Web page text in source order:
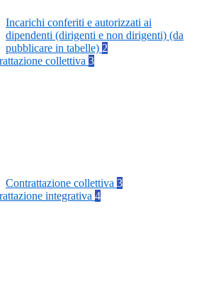
Incarichi conferiti e autorizzati ai
dipendenti (dirigenti e non dirigenti) (da
pubblicare in tabelle) 2
collettiva 3
Contrattazione collettiva 3
integrativa 4